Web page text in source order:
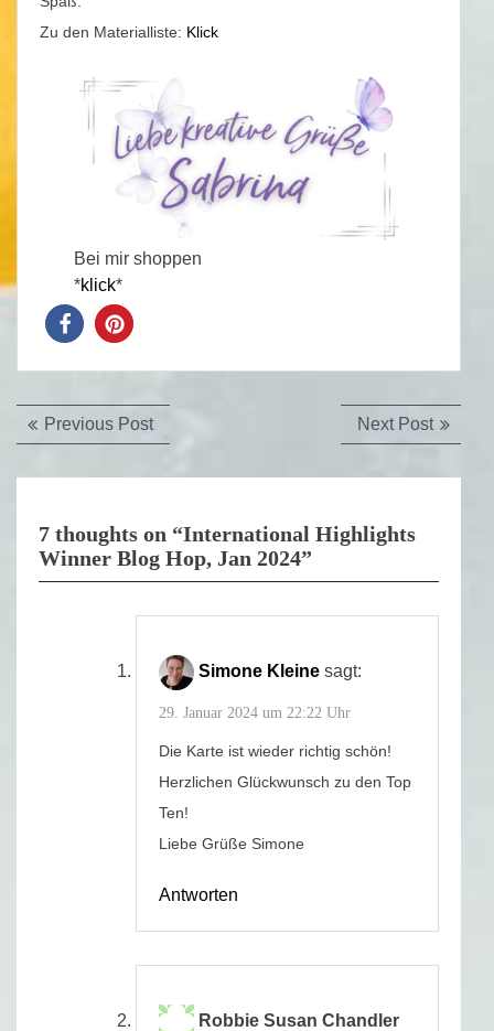
Zu den Materialliste: Klick
Bei mir shoppen
*klick*
Beitragsnavigation
Previous PostPrevious
post:
Next PostNext
post:
7 thoughts on “International Highlights
Winner Blog Hop, Jan 2024”
Simone Kleine sagt:
29. Januar 2024 um 22:22 Uhr
Die Karte ist wieder richtig schön!
Herzlichen Glückwunsch zu den Top
Ten!
Liebe Grüße Simone
Antworten
Robbie Susan Chandler